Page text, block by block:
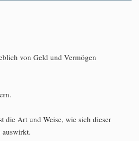
von Geld und Vermögen
die Art und Weise, wie sich dieser
auswirkt.